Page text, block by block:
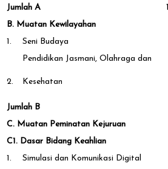
Jumlah A
B. Muatan Kewilayahan
1.
Seni Budaya
2.
Pendidikan Jasmani, Olahraga dan
Kesehatan
Jumlah B
C. Muatan Peminatan Kejuruan
C1. Dasar Bidang Keahlian
1.
Simulasi dan Komunikasi Digital